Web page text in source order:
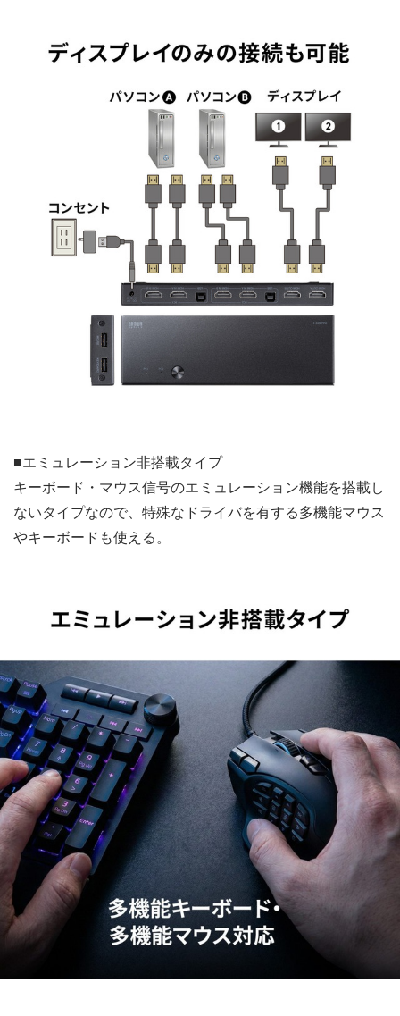
■エミュレーション非搭載タイプ
キーボード・マウス信号のエミュレーション機能を搭載し
ないタイプなので、特殊なドライバを有する多機能マウス
やキーボードも使える。